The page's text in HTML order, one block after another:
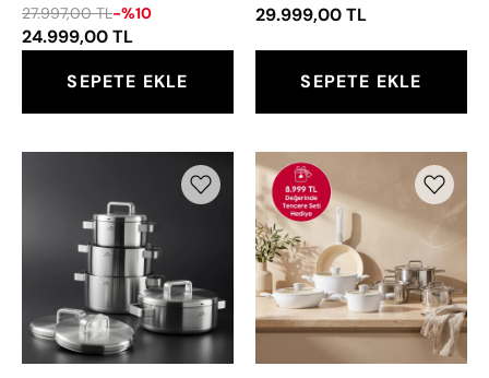
Çelik
Tencere
Metalix
Full
Çaydanlık-
Cezve)
27.997,00 TL-%10
24.999,00 TL
SEPETE EKLE
29.999,00 TL
SEPETE EKLE
Monaco
3PLY
8
Parça
İndüksiyon
Tabanlı
Tencere
Crystal
Light
Grey
7
Parça